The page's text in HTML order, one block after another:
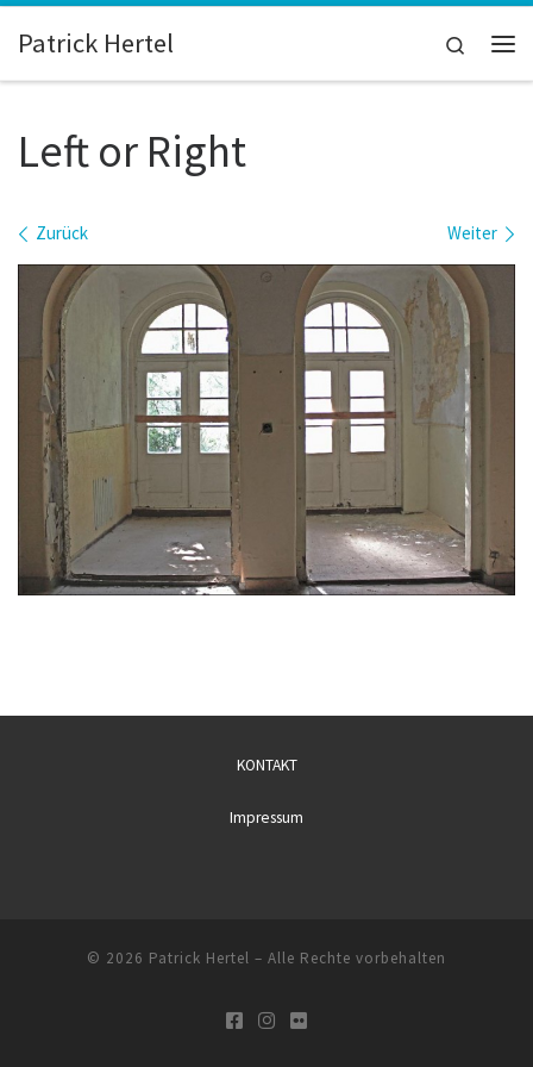
Zum Inhalt springen
Patrick Hertel
Search
Left or Right
Bilder Navigation
Zurück Weiter
KONTAKT
Impressum
© 2026 Patrick Hertel – Alle Rechte vorbehalten